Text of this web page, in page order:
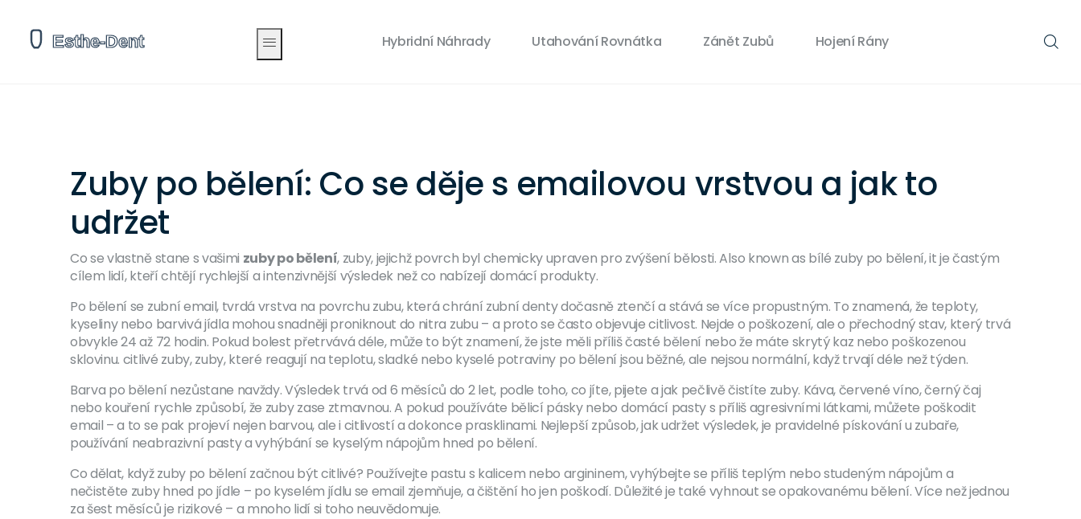
Hybridní Náhrady Utahování Rovnátka Zánět Zubů Hojení Rány
Zuby po bělení: Co se děje s emailovou vrstvou a jak to
udržet
Co se vlastně stane s vašimi zuby po bělení, zuby, jejichž povrch byl chemicky upraven pro zvýšení bělosti. Also known as bílé zuby po bělení, itje častým
cílem lidí, kteří chtějí rychlejší a intenzivnější výsledek než co nabízejí domácí produkty.
Po bělení se zubní email, tvrdá vrstva na povrchu zubu, která chrání zubní dentydočasně ztenčí a stává se více propustným. To znamená, že teploty,
kyseliny nebo barvivá jídla mohou snadněji proniknout do nitra zubu – a proto se často objevuje citlivost. Nejde o poškození, ale o přechodný stav, který trvá
obvykle 24 až 72 hodin. Pokud bolest přetrvává déle, může to být znamení, že jste měli příliš časté bělení nebo že máte skrytý kaz nebo poškozenou
sklovinu. citlivé zuby,zuby, které reagují na teplotu, sladké nebo kyselé potraviny po bělení jsou běžné, ale nejsou normální, když trvají déle než týden.
Barva po bělení nezůstane navždy. Výsledek trvá od 6 měsíců do 2 let, podle toho, co jíte, pijete a jak pečlivě čistíte zuby. Káva, červené víno, černý čaj
nebo kouření rychle způsobí, že zuby zase ztmavnou. A pokud používáte bělicí pásky nebo domácí pasty s příliš agresivními látkami, můžete poškodit
email – a to se pak projeví nejen barvou, ale i citlivostí a dokonce prasklinami. Nejlepší způsob, jak udržet výsledek, je pravidelné pískování u zubaře,
používání neabrazivní pasty a vyhýbání se kyselým nápojům hned po bělení.
Co dělat, když zuby po bělení začnou být citlivé? Používejte pastu s kalicem nebo argininem, vyhýbejte se příliš teplým nebo studeným nápojům a
nečistěte zuby hned po jídle – po kyselém jídlu se email zjemňuje, a čištění ho jen poškodí. Důležité je také vyhnout se opakovanému bělení. Více než jednou
za šest měsíců je rizikové – a mnoho lidí si toho neuvědomuje.